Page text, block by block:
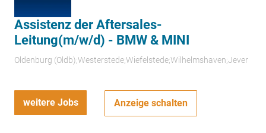
Assistenz der Aftersales-
Leitung(m/w/d) - BMW & MINI
Oldenburg (Oldb);Westerstede;Wiefelstede;Wilhelmshaven;Jever
weitere Jobs Anzeige schalten